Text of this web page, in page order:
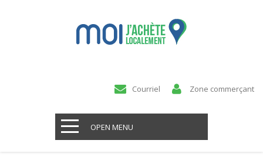
Courriel Zone commerçant
OPEN MENU